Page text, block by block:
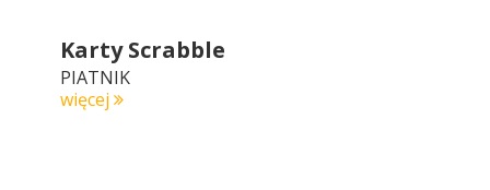
Karty Scrabble
PIATNIK
więcej